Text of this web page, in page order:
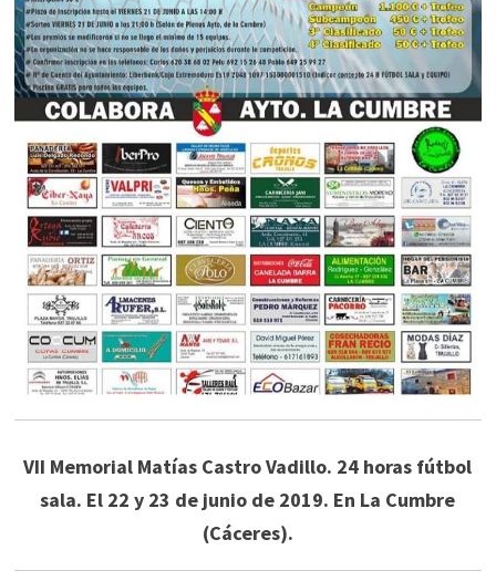
VII Memorial Matías Castro Vadillo. 24 horas fútbol
sala. El 22 y 23 de junio de 2019. En La Cumbre
(Cáceres).